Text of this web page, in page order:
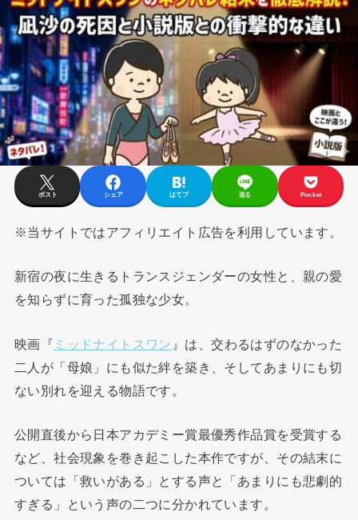
ポスト シェア はてブ 送る Pocket
※当サイトではアフィリエイト広告を利用しています。
新宿の夜に生きるトランスジェンダーの女性と、親の愛
を知らずに育った孤独な少女。
映画『 ミッドナイトスワン 』は、交わるはずのなかった
二人が「母娘」にも似た絆を築き、そしてあまりにも切
ない別れを迎える物語です。
公開直後から日本アカデミー賞最優秀作品賞を受賞する
など、社会現象を巻き起こした本作ですが、その結末に
ついては「救いがある」とする声と「あまりにも悲劇的
すぎる」という声の二つに分かれています。